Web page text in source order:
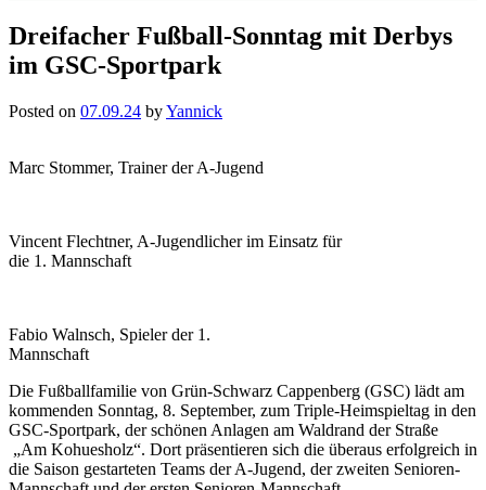
Dreifacher Fußball-Sonntag mit Derbys
im GSC-Sportpark
Posted on 07.09.24 byYannick
Marc Stommer, Trainer der A-Jugend
Vincent Flechtner, A-Jugendlicher im Einsatz für
die 1. Mannschaft
Fabio Walnsch, Spieler der 1.
Mannschaft
Die Fußballfamilie von Grün-Schwarz Cappenberg (GSC) lädt am
kommenden Sonntag, 8. September, zum Triple-Heimspieltag in den
GSC-Sportpark, der schönen Anlagen am Waldrand der Straße
„Am Kohuesholz“. Dort präsentieren sich die überaus erfolgreich in
die Saison gestarteten Teams der A-Jugend, der zweiten Senioren-